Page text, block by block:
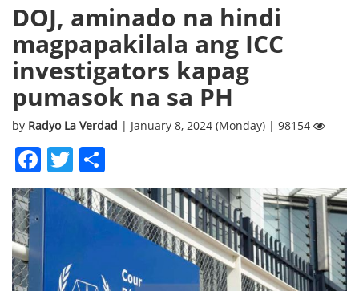
DOJ, aminado na hindi
magpapakilala ang ICC
investigators kapag
pumasok na sa PH
by Radyo La Verdad | January 8, 2024 (Monday) | 98154
Facebook
Twitter